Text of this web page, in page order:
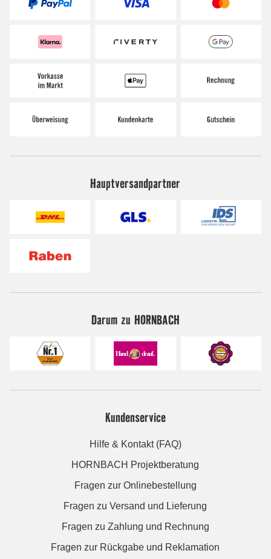
Hauptversandpartner
Darum zu HORNBACH
Kundenservice
Hilfe & Kontakt (FAQ)
HORNBACH Projektberatung
Fragen zur Onlinebestellung
Fragen zu Versand und Lieferung
Fragen zu Zahlung und Rechnung
Fragen zur Rückgabe und Reklamation